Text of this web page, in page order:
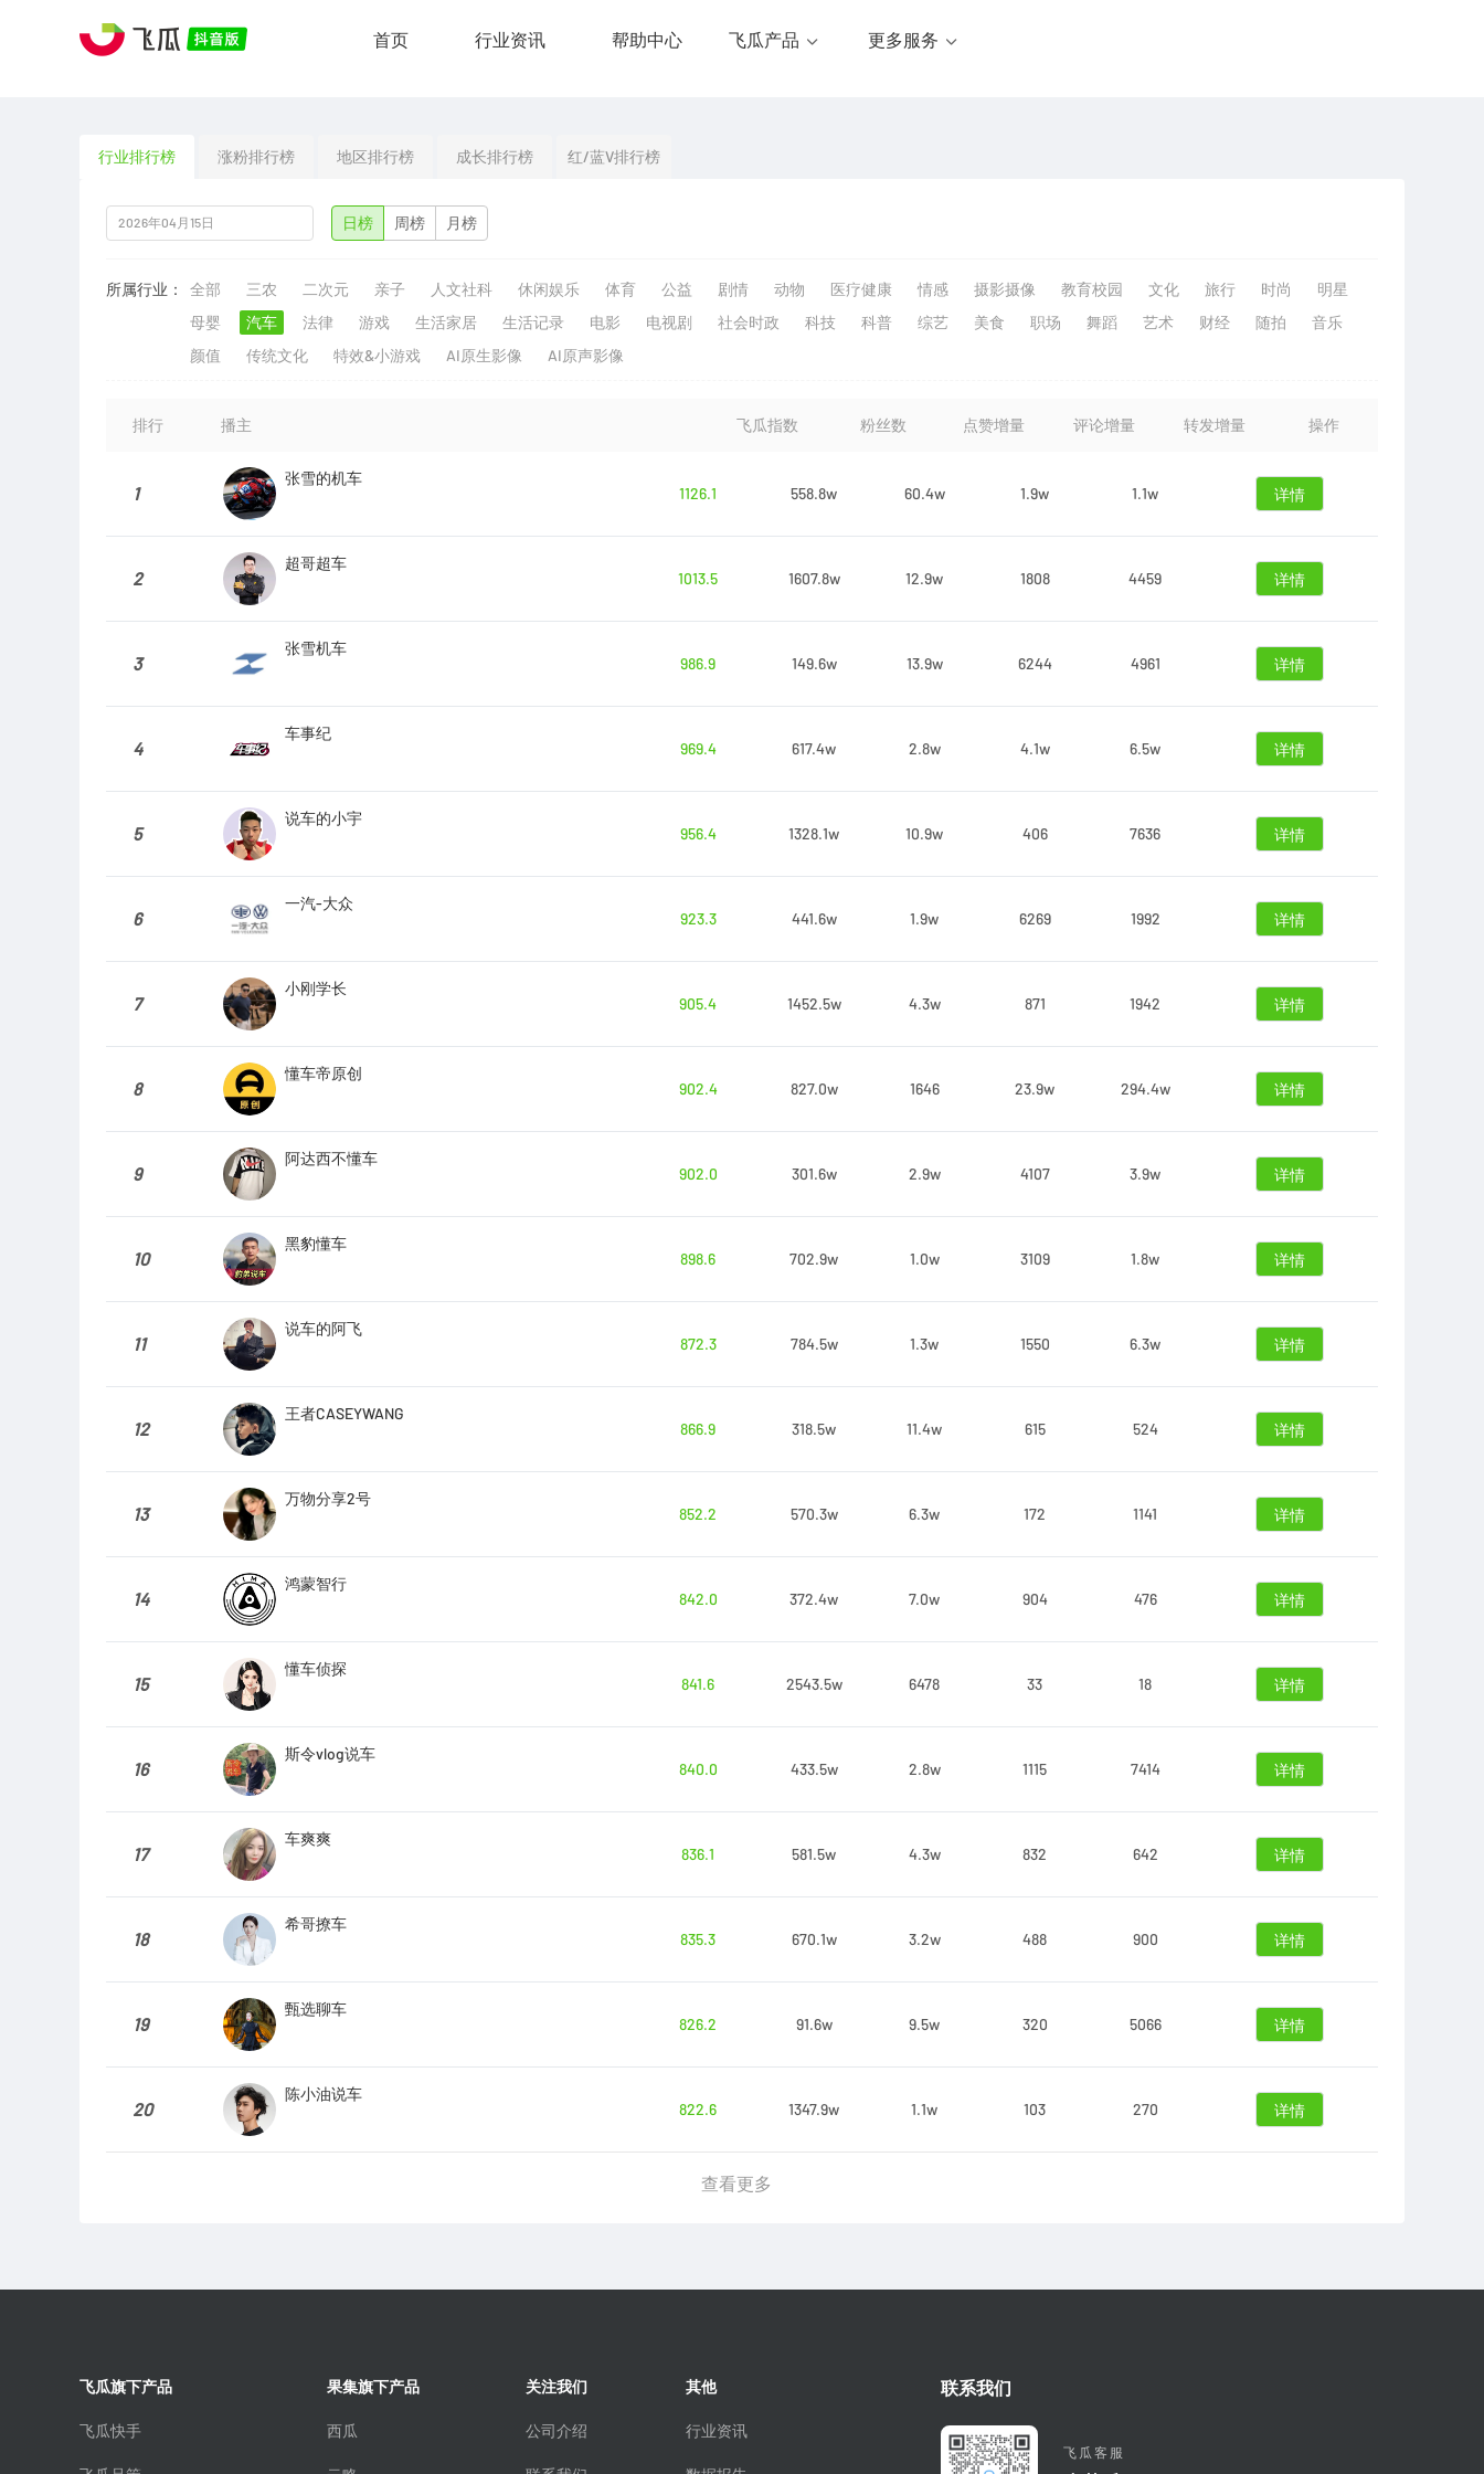
首页 行业资讯 帮助中心 飞瓜产品 更多服务
行业排行榜 涨粉排行榜 地区排行榜 成长排行榜 红/蓝V排行榜
日榜 周榜 月榜
所属行业： 全部 三农 二次元 亲子 人文社科 休闲娱乐 体育 公益 剧情 动物 医疗健康 情感 摄影摄像 教育校园 文化 旅行 时尚
明星
母婴
汽车 法律 游戏 生活家居 生活记录 电影 电视剧 社会时政 科技 科普 综艺 美食 职场 舞蹈 艺术 财经 随拍
音乐
颜值
传统文化 特效&小游戏 AI原生影像 AI原声影像
排行 播主 飞瓜指数 粉丝数 点赞增量 评论增量 转发增量 操作
1
张雪的机车
1126.1
558.8w 60.4w 1.9w 1.1w 详情
2
超哥超车
1013.5
1607.8w 12.9w 1808 4459 详情
3
张雪机车
986.9
149.6w 13.9w 6244 4961 详情
4
车事纪
969.4
617.4w 2.8w 4.1w 6.5w 详情
5
说车的小宇
956.4
1328.1w 10.9w 406 7636 详情
6
一汽-大众
923.3
441.6w 1.9w 6269 1992 详情
7
小刚学长
905.4
1452.5w 4.3w 871 1942 详情
8
懂车帝原创
902.4
827.0w 1646 23.9w 294.4w 详情
9
阿达西不懂车
902.0
301.6w 2.9w 4107 3.9w 详情
10
黑豹懂车
898.6
702.9w 1.0w 3109 1.8w 详情
11
说车的阿飞
872.3
784.5w 1.3w 1550 6.3w 详情
12
王者CASEYWANG
866.9
318.5w 11.4w 615 524 详情
13
万物分享2号
852.2
570.3w 6.3w 172 1141 详情
14
鸿蒙智行
842.0
372.4w 7.0w 904 476 详情
15
懂车侦探
841.6
2543.5w 6478 33 18 详情
16
斯令vlog说车
840.0
433.5w 2.8w 1115 7414 详情
17
车爽爽
836.1
581.5w 4.3w 832 642 详情
18
希哥撩车
835.3
670.1w 3.2w 488 900 详情
19
甄选聊车
826.2
91.6w 9.5w 320 5066 详情
20
陈小油说车
822.6
1347.9w 1.1w 103 270 详情
查看更多
飞瓜旗下产品
飞瓜快手
果集旗下产品
西瓜
关注我们
公司介绍
其他
行业资讯
联系我们
飞瓜客服